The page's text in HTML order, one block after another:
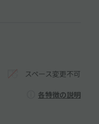
スペース変更不可
各特徴の説明